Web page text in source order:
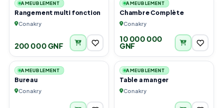
AMEUBLEMENT
Rangement multi fonction
Conakry
200 000 GNF
AMEUBLEMENT
Chambre Complète
Conakry
10 000 000
GNF
6
AMEUBLEMENT
Bureau
Conakry
3
AMEUBLEMENT
Table a manger
Conakry